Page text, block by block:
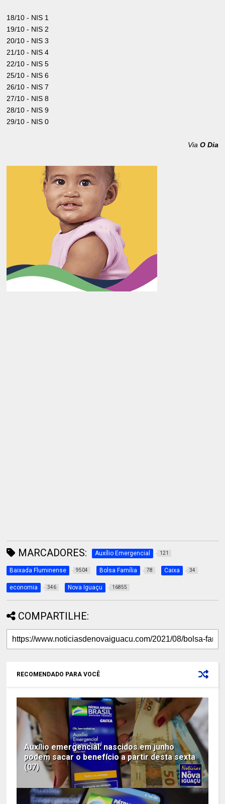
18/10 - NIS 1
19/10 - NIS 2
20/10 - NIS 3
21/10 - NIS 4
22/10 - NIS 5
25/10 - NIS 6
26/10 - NIS 7
27/10 - NIS 8
28/10 - NIS 9
29/10 - NIS 0
Via O Dia
MARCADORES: Auxílio Emergencial 121
Baixada Fluminense 9504 Bolsa Família 78 Caixa 34
economia 346 Nova Iguaçu 16855
COMPARTILHE:
RECOMENDADO PARA VOCÊ
Auxílio emergencial: nascidos em junho
podem sacar o benefício a partir desta sexta
(07)